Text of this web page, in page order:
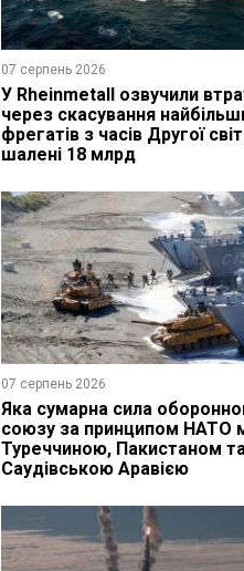
07 серпень 2026
У Rheinmetall озвучили
через скасування
фрегатів з часів Другої
шалені 18 млрд
07 серпень 2026
Яка сумарна сила
союзу за принципом НАТО
Туреччиною, Пакистаном та
Саудівською Аравією